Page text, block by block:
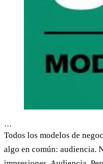
…
Todos los modelos de
algo en común: audiencia.